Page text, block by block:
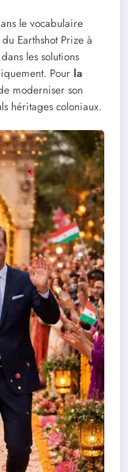
le vocabulaire
Earthshot Prize à
les solutions
Pour la
moderniser son
héritages coloniaux.